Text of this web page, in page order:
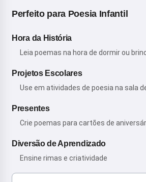
Perfeito para Poesia Infantil
Hora da História
Leia poemas na hora de dormir ou
Projetos Escolares
Use em atividades de poesia na sala
Presentes
Crie poemas para cartões de
Diversão de Aprendizado
Ensine rimas e criatividade